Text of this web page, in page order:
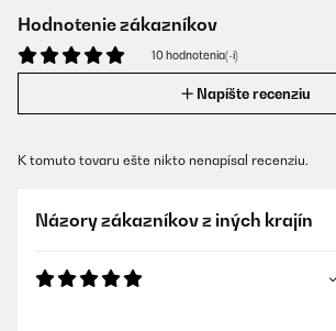
Hodnotenie zákazníkov
10 hodnotenia(-í)
Napíšte recenziu
K tomuto tovaru ešte nikto nenapísal recenziu.
Názory zákazníkov z iných krajín